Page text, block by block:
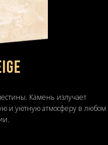
Камень излучает
и уютную атмосферу в любом